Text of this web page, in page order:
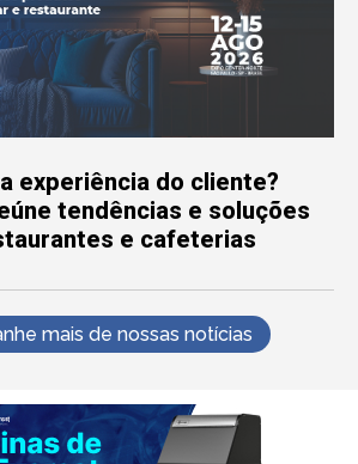
experiência do cliente?
tendências e soluções
e cafeterias
mais de nossas notícias